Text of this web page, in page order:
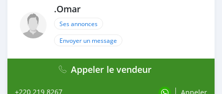
.Omar
Ses annonces
Envoyer un message
Appeler le vendeur
+220 219 8267 Appeler